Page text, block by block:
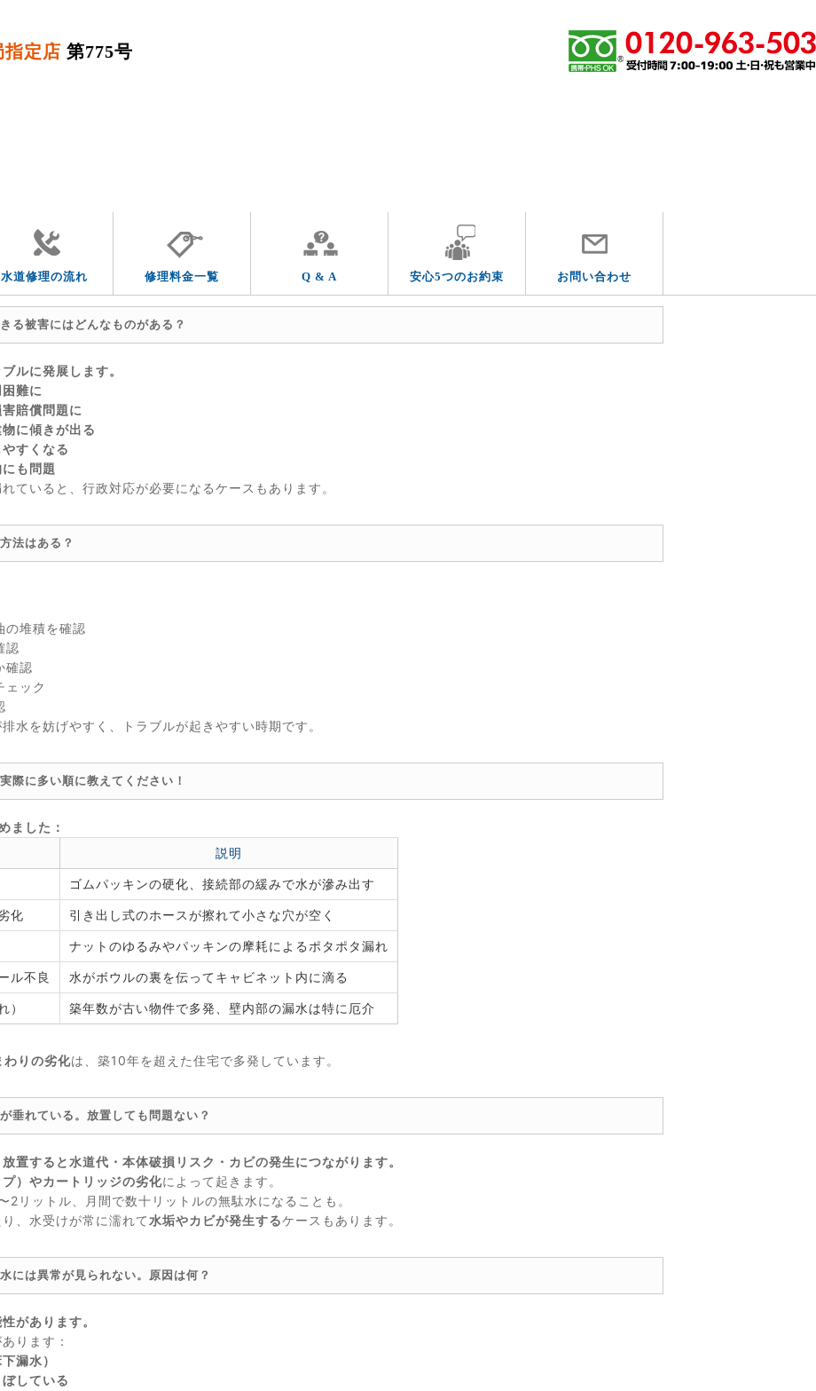
指定店 第775号
水道修理の流れ 修理料金一覧 Q & A 安心5つのお約束 お問い合わせ
QUESTION & ANSWER
る被害にはどんなものがある？
ルに発展します。
難に
賠償問題に
に傾きが出る
すくなる
も問題
ていると、行政対応が必要になるケースもあります。
法はある？
の堆積を確認
認
確認
ェック
水を妨げやすく、トラブルが起きやすい時期です。
際に多い順に教えてください！
ました：
説明
ゴムパッキンの硬化、接続部の緩みで水が滲み出す
化 引き出し式のホースが擦れて小さな穴が空く
ナットのゆるみやパッキンの摩耗によるポタポタ漏れ
ル不良 水がボウルの裏を伝ってキャビネット内に滴る
） 築年数が古い物件で多発、壁内部の漏水は特に厄介
わりの劣化は、築10年を超えた住宅で多発しています。
垂れている。放置しても問題ない？
置すると水道代・本体破損リスク・カビの発生につながります。
）やカートリッジの劣化によって起きます。
2リットル、月間で数十リットルの無駄水になることも。
、水受けが常に濡れて水垢やカビが発生するケースもあります。
には異常が見られない。原因は何？
があります。
ります：
漏水）
している